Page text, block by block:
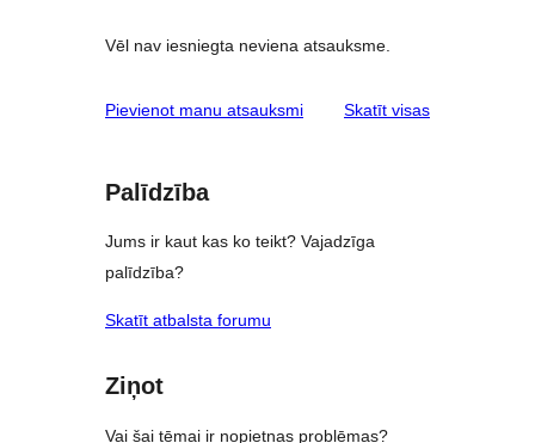
Vēl nav iesniegta neviena atsauksme.
Pievienot manu atsauksmi Skatīt visasatsauksmes
Palīdzība
Jums ir kaut kas ko teikt? Vajadzīga
palīdzība?
Skatīt atbalsta forumu
Ziņot
Vai šai tēmai ir nopietnas problēmas?